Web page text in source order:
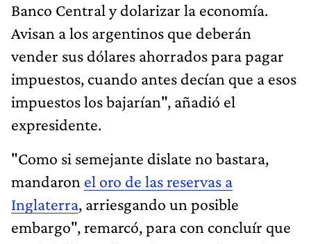
Banco Central y dolarizar la economía.
Avisan a los argentinos que deberán
vender sus dólares ahorrados para pagar
impuestos, cuando antes decían que a esos
impuestos los bajarían", añadió el
expresidente.
"Como si semejante dislate no bastara,
mandaron el oro de las reservas a
Inglaterra, arriesgando un posible
embargo", remarcó, para con concluír que